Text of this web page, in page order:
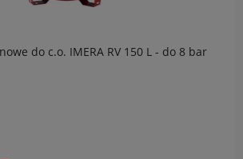
do c.o. IMERA RV 150 L - do 8 bar